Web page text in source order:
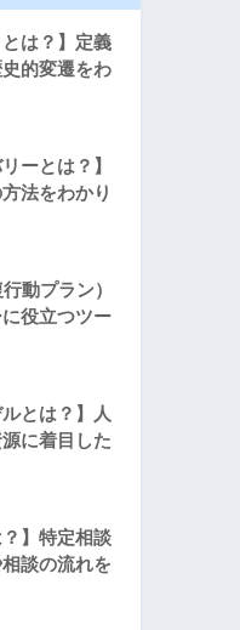
とは？】定義
的変遷をわ
ーとは？】
法をわかり
動プラン）
役立つツー
とは？】人
に着目した
？】特定相談
談の流れを